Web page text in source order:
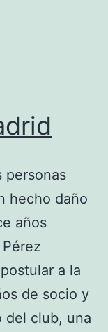
personas
hecho daño
años
a la
de socio y
del club, una